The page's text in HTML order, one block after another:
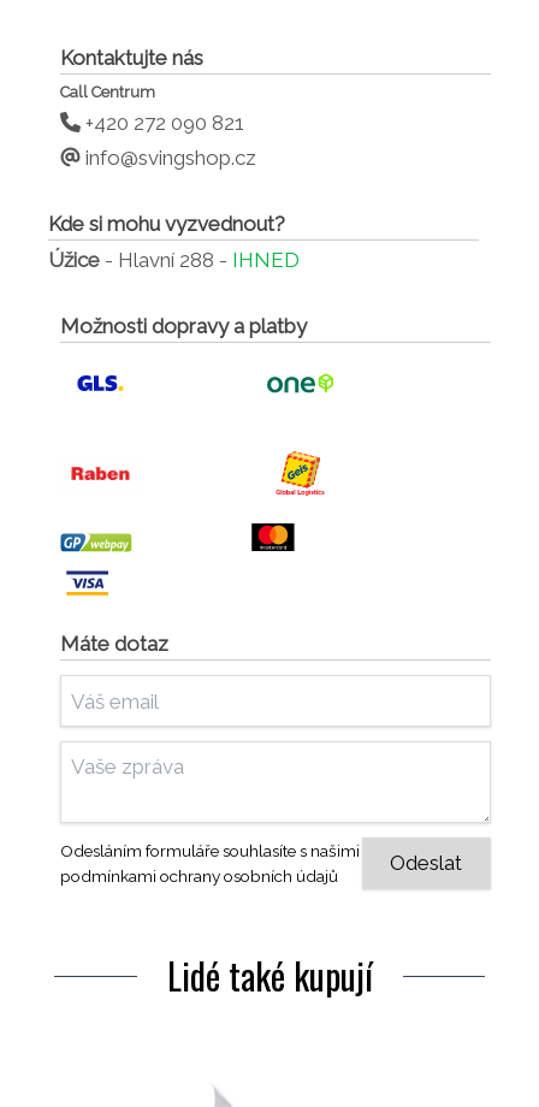
Kontaktujte nás
Call Centrum
+420 272 090 821
info@svingshop.cz
Kde si mohu vyzvednout?
Úžice - Hlavní 288 - IHNED
Možnosti dopravy a platby
Máte dotaz
Odesláním formuláře souhlasíte s našimi
podmínkami ochrany osobních údajů
Lidé také kupují